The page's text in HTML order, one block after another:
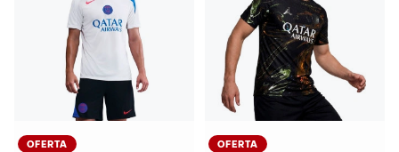
OFERTA OFERTA